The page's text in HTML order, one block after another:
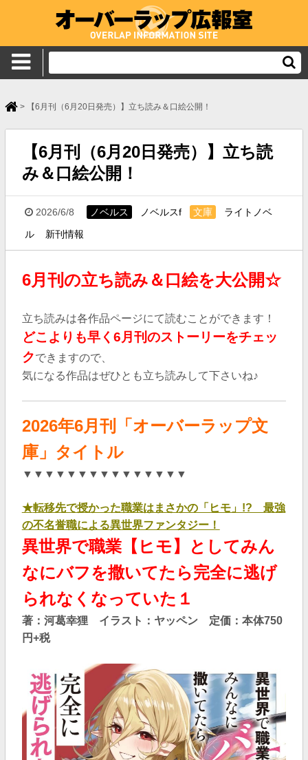
> 【6月刊（6月20日発売）】立ち読み＆口絵公開！
【6月刊（6月20日発売）】立ち読
み＆口絵公開！
2026/6/8 ノベルス ノベルスf 文庫
ライトノベ
ル
新刊情報
6月刊の立ち読み＆口絵を大公開☆
立ち読みは各作品ページにて読むことができます！
どこよりも早く6月刊のストーリーをチェッ
クできますので、
気になる作品はぜひとも立ち読みして下さいね♪
2026年6月刊「オーバーラップ文
庫」タイトル
▼▼▼▼▼▼▼▼▼▼▼▼▼▼▼
★転移先で授かった職業はまさかの「ヒモ」!? 最強
の不名誉職による異世界ファンタジー！
異世界で職業【ヒモ】としてみん
なにバフを撒いてたら完全に逃げ
られなくなっていた１
著：河葛幸狸 イラスト：ヤッペン 定価：本体750
円+税